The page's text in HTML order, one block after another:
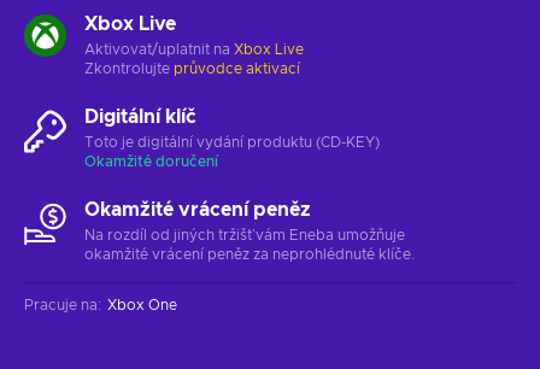
Xbox Live
Aktivovat/uplatnit na Xbox Live
Zkontrolujte průvodce aktivací
Digitální klíč
Toto je digitální vydání produktu (CD-KEY)
Okamžité doručení
Okamžité vrácení peněz
Na rozdíl od jiných tržišť vám Eneba umožňuje
okamžité vrácení peněz za neprohlédnuté klíče.
Pracuje na: Xbox One